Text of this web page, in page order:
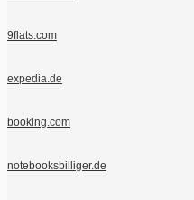
9flats.com
expedia.de
booking.com
notebooksbilliger.de